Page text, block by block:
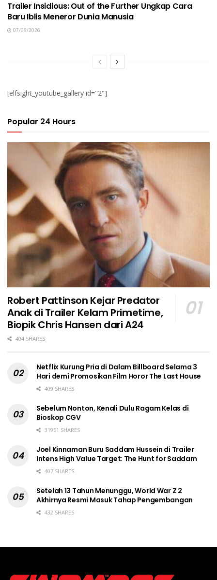
Trailer Insidious: Out of the Further Ungkap Cara
Baru Iblis Meneror Dunia Manusia
07/08/2026
[elfsight_youtube_gallery id="2"]
Popular 24 Hours
Robert Pattinson Kejar Predator
Anak di Trailer Kelam Primetime,
Biopik Chris Hansen dari A24
404 SHARES
Netflix Kurung Pria di Dalam Billboard Selama 3
Hari demi Promosikan Film Horor The Last House
409 SHARES
Sebelum Nonton, Kenali Dulu Ragam Kelas di
Bioskop CGV
31951 SHARES
Joel Kinnaman Buru Saddam Hussein di Trailer
Intens High Value Target: The Hunt for Saddam
407 SHARES
Setelah 13 Tahun Menunggu, World War Z 2
Akhirnya Resmi Masuk Tahap Pengembangan
432 SHARES